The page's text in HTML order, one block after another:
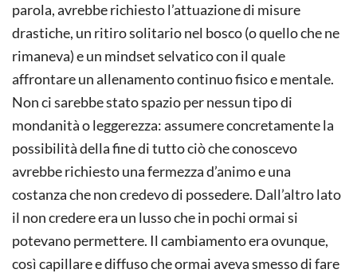
parola, avrebbe richiesto l’attuazione di misure
drastiche, un ritiro solitario nel bosco (o quello che ne
rimaneva) e un mindset selvatico con il quale
affrontare un allenamento continuo fisico e mentale.
Non ci sarebbe stato spazio per nessun tipo di
mondanità o leggerezza: assumere concretamente la
possibilità della fine di tutto ciò che conoscevo
avrebbe richiesto una fermezza d’animo e una
costanza che non credevo di possedere. Dall’altro lato
il non credere era un lusso che in pochi ormai si
potevano permettere. Il cambiamento era ovunque,
così capillare e diffuso che ormai aveva smesso di fare